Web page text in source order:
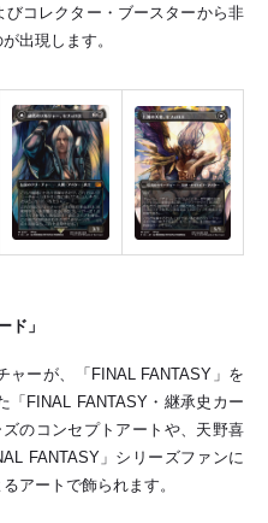
びコレクター・ブースターから非
出現します。
ド」
ャーが、「FINAL FANTASY」を
「FINAL FANTASY・継承史カー
のコンセプトアートや、天野喜
FANTASY」シリーズファンに
アートで飾られます。